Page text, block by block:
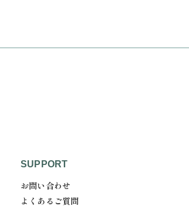
SUPPORT
お問い合わせ
よくあるご質問